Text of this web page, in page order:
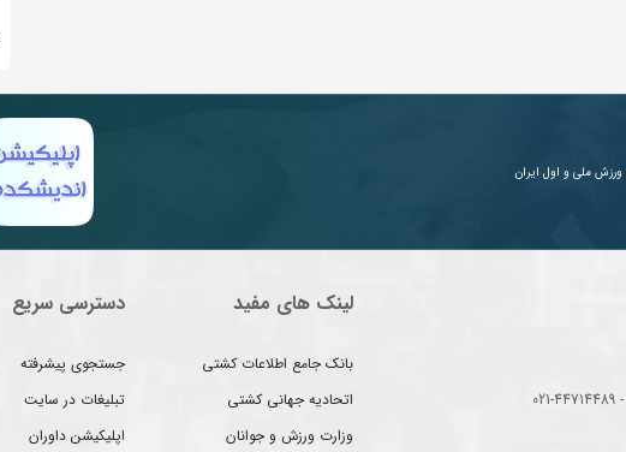
ورزش ملی و اول ایران
لینک های مفید
بانک جامع اطلاعات کشتی
اتحادیه جهانی کشتی
وزارت ورزش و جوانان
دسترسی سریع
جستجوی پیشرفته
تبلیغات در سایت
اپلیکیشن داوران